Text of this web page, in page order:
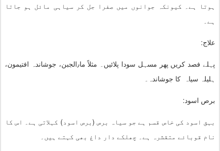
ہوتا ہے۔ کیونکہ جوانوں میں صفرا جل کر سیاہی مائل ہو جاتا
ہے۔
علاج:
پہلے فصد کریں پھر مسہل سودا پلائیں۔ مثلاً ما٫الجبن، جوشاندہ افتیمون،
ہلیلہ سیاہ کا جوشاندہ۔
برص اسود:
بہق اسود کی خاص قسم ہے جو سیاہ برص (برص اسود) کہلاتی ہے۔ اس کا
نام قوبائے متقشرہ ہے۔ چھلکے دار داغ بھی کہتے ہیں۔